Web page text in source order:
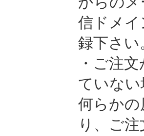
信ドメ
録下さい
・ご注
ていない
何らか
り、ご